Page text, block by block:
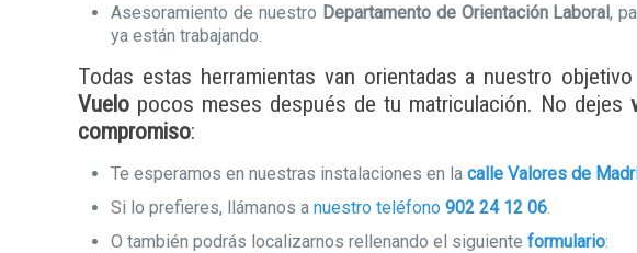
Asesoramiento de nuestro Departamento de Orientación Laboral,
ya están trabajando.
Todas estas herramientas van orientadas a nuestro
Vuelo pocos meses después de tu matriculación. No dejes
compromiso:
Te esperamos en nuestras instalaciones en lacalle Valores de
Si lo prefieres, llámanos anuestro teléfono902 24 12 06.
O también podrás localizarnos rellenando el siguienteformulario: